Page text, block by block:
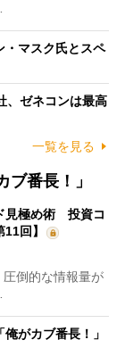
・マスク氏とスペ
、ゼネコンは最高
一覧を見る
番長！」
見極め術 投資コ
回】
倒的な情報量が
がカブ番長！」